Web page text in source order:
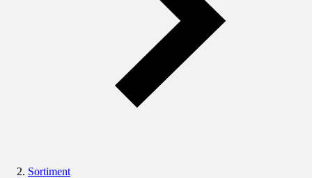
Sortiment